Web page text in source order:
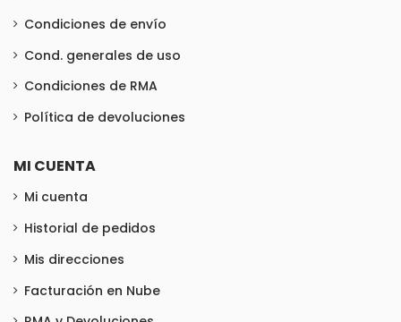
Condiciones de envío
Cond. generales de uso
Condiciones de RMA
Política de devoluciones
MI CUENTA
Mi cuenta
Historial de pedidos
Mis direcciones
Facturación en Nube